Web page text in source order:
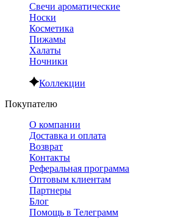
Свечи ароматические
Носки
Косметика
Пижамы
Халаты
Ночники
Коллекции
Покупателю
О компании
Доставка и оплата
Возврат
Контакты
Реферальная программа
Оптовым клиентам
Партнеры
Блог
Помощь в Телеграмм